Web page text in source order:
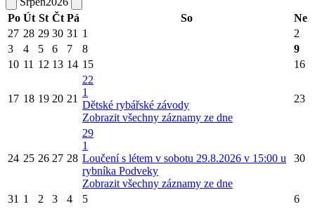
Po Út St Čt Pá So
Ne
27 28 29 30 31 1
2
3
4 5 6 7 8
9
10 11 12 13 14 15 16
17 18 19 20 21
22
1
Dětské rybářské závody
Zobrazit všechny záznamy ze dne
23
24 25 26 27 28
29
1
Loučení s létem v sobotu 29.8.2026 v 15:00 u
rybníka Podveky
Zobrazit všechny záznamy ze dne
30
31 1 2 3 4 5 6